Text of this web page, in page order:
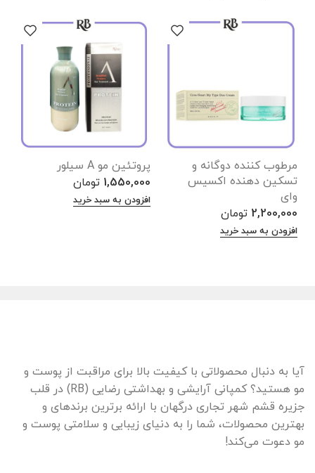
مرطوب کننده دوگانه و
تسکین دهنده اکسیس
وای
2,200,000 تومان
افزودن به سبد خرید
پروتئین مو A سیلور
1,550,000 تومان
افزودن به سبد خرید
آیا به دنبال محصولاتی با کیفیت بالا برای مراقبت از پوست و
مو هستید؟ کمپانی آرایشی و بهداشتی رضایی (RB) در قلب
جزیره قشم شهر تجاری درگهان با ارائه برترین برندهای و
بهترین محصولات، شما را به دنیای زیبایی و سلامتی پوست و
مو دعوت می‌کند!